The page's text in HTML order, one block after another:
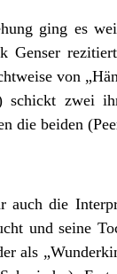
ging es
Genser
von
schickt zwei
die beiden
auch die
und seine
als